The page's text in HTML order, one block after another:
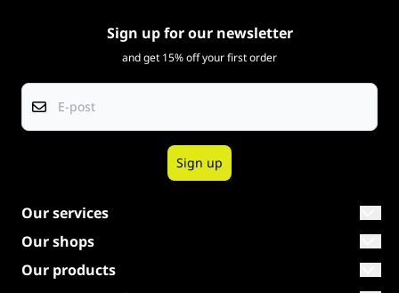
Sign up for our newsletter
and get 15% off your first order
Sign up
Our services
The right racket
Our brands
Our shops
Shop The Netherlands
Our products